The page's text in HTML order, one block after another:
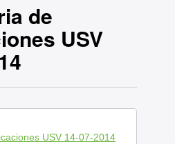
de
USV
USV 14-07-2014